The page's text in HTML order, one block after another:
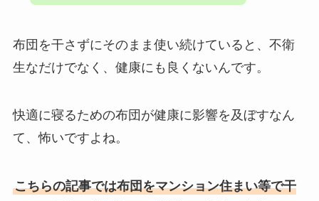
布団を干さずにそのまま使い続けていると、不衛
生なだけでなく、健康にも良くないんです。
快適に寝るための布団が健康に影響を及ぼすなん
て、怖いですよね。
こちらの記事では布団をマンション住まい等で干